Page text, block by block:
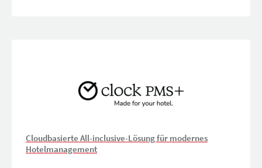
Cloudbasierte All-inclusive-Lösung für modernes
Hotelmanagement